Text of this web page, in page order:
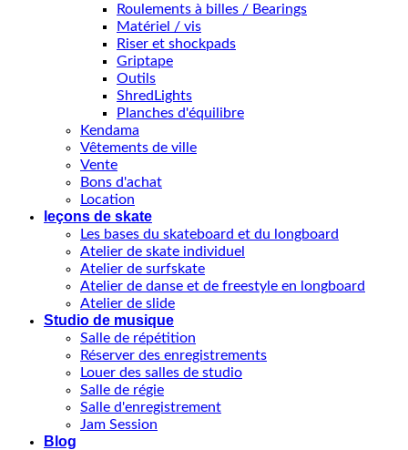
Roulements à billes / Bearings
Matériel / vis
Riser et shockpads
Griptape
Outils
ShredLights
Planches d'équilibre
Kendama
Vêtements de ville
Vente
Bons d'achat
Location
leçons de skate
Les bases du skateboard et du longboard
Atelier de skate individuel
Atelier de surfskate
Atelier de danse et de freestyle en longboard
Atelier de slide
Studio de musique
Salle de répétition
Réserver des enregistrements
Louer des salles de studio
Salle de régie
Salle d'enregistrement
Jam Session
Blog